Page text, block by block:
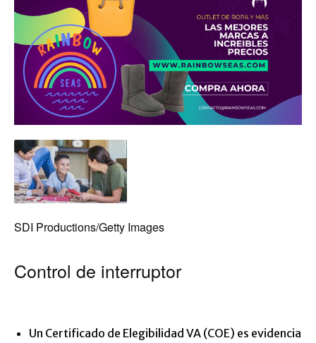
SDI Productions/Getty Images
Control de interruptor
Un Certificado de Elegibilidad VA (COE) es evidencia